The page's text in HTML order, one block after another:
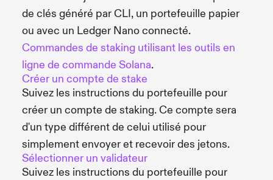
de clés généré par CLI, un portefeuille papier
ou avec un Ledger Nano connecté.
Commandes de staking utilisant les outils en
ligne de commande Solana.
Créer un compte de stake
Suivez les instructions du portefeuille pour
créer un compte de staking. Ce compte sera
d'un type différent de celui utilisé pour
simplement envoyer et recevoir des jetons.
Sélectionner un validateur
Suivez les instructions du portefeuille pour